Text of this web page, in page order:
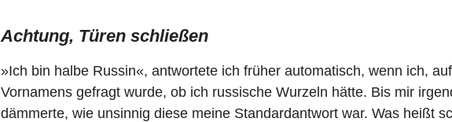
Achtung, Türen schließen
»Ich bin halbe Russin«, antwortete ich früher automatisch, wenn ich,
Vornamens gefragt wurde, ob ich russische Wurzeln hätte. Bis mir
dämmerte, wie unsinnig diese meine Standardantwort war. Was heißt